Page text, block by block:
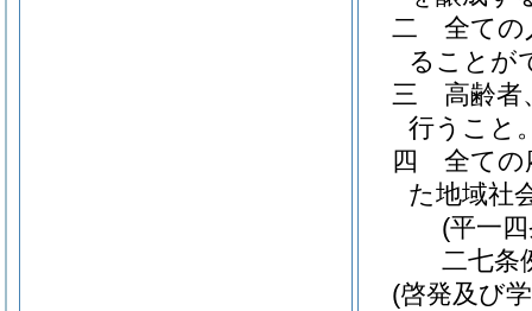
二
全ての
ることが
三
高齢者
行うこと
四
全ての
た地域社
(平一
二七条
(啓発及び